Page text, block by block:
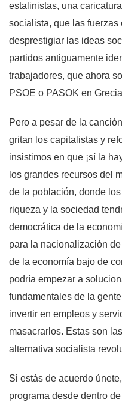
estalinistas, una
socialista, que las
desprestigiar las ideas
partidos antiguamente
trabajadores, que ahora
PSOE o PASOK en
Pero a pesar de la
gritan los capitalistas y
insistimos en que ¡sí la
los grandes recursos del
de la población, donde
riqueza y la sociedad
democrática de la
para la nacionalización
de la economía bajo de
podría empezar a
fundamentales de la
invertir en empleos y
masacrarlos. Estas son
alternativa socialista
Si estás de acuerdo
programa desde dentro